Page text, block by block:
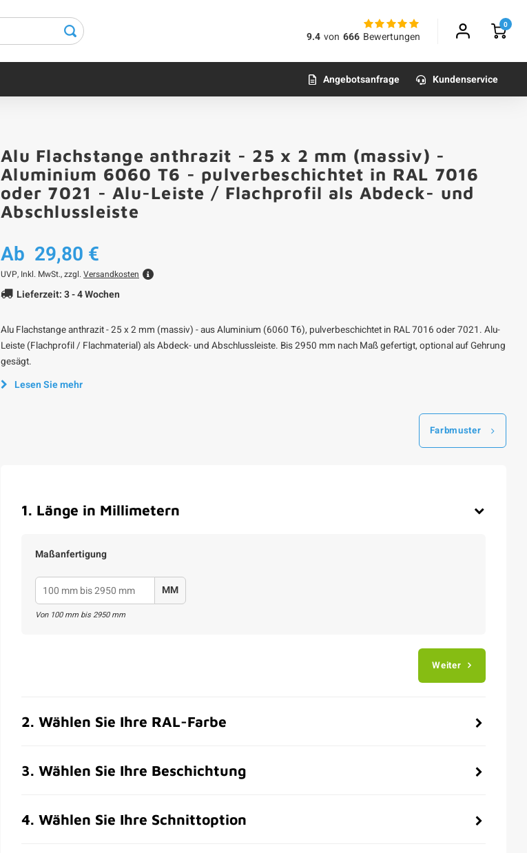
9.4 von 666 Bewertungen
0
Angebotsanfrage Kundenservice
Alu Flachstange anthrazit - 25 x 2 mm (massiv) -
Aluminium 6060 T6 - pulverbeschichtet in RAL 7016
oder 7021 - Alu-Leiste / Flachprofil als Abdeck- und
Abschlussleiste
Ab 29,80 €
UVP, Inkl. MwSt., zzgl. Versandkosten
Lieferzeit: 3 - 4 Wochen
Alu Flachstange anthrazit - 25 x 2 mm (massiv) - aus Aluminium (6060 T6), pulverbeschichtet in RAL 7016 oder 7021. Alu-
Leiste (Flachprofil / Flachmaterial) als Abdeck- und Abschlussleiste. Bis 2950 mm nach Maß gefertigt, optional auf Gehrung
gesägt.
Lesen Sie mehr
Farbmuster
1. Länge in Millimetern
Maßanfertigung
MM
Von 100mm bis2950mm
Weiter
2. Wählen Sie Ihre RAL-Farbe
3. Wählen Sie Ihre Beschichtung
4. Wählen Sie Ihre Schnittoption